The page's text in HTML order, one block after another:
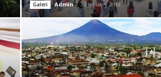
Galeri Admin - 30 January 2018